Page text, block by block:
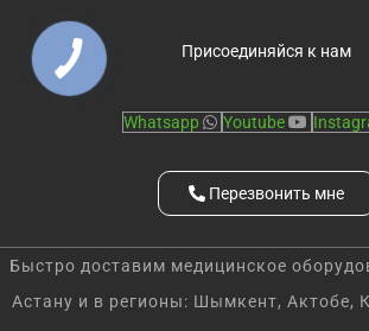
Присоединяйся к нам
Whatsapp Youtube
Перезвонить мне
Быстро доставим медицинское
Астану и в регионы: Шымкент, Актобе,